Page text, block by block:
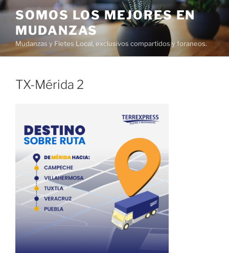
Ir
contenido
SOMOS LOS MEJORES EN
MUDANZAS
Mudanzas y Fletes Local, exclusivos compartidos y foraneos.
TX-Mérida 2